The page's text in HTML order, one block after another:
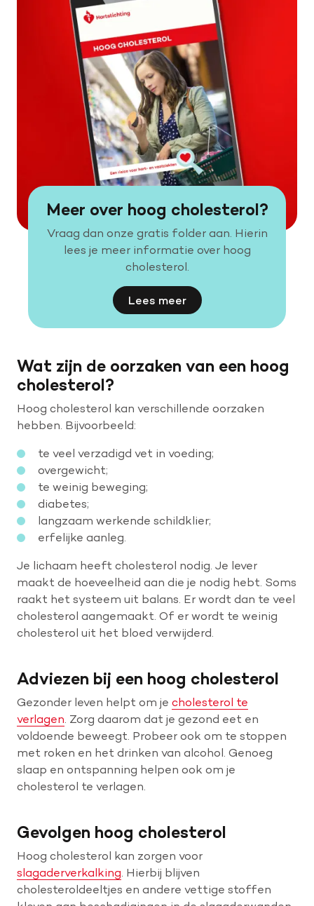
Meer over hoog cholesterol?
Vraag dan onze gratis folder aan. Hierin
lees je meer informatie over hoog
cholesterol.
Lees meer
Wat zijn de oorzaken van een hoog
cholesterol?
Hoog cholesterol kan verschillende oorzaken
hebben. Bijvoorbeeld:
te veel verzadigd vet in voeding;
overgewicht;
te weinig beweging;
diabetes;
langzaam werkende schildklier;
erfelijke aanleg.
Je lichaam heeft cholesterol nodig. Je lever
maakt de hoeveelheid aan die je nodig hebt. Soms
raakt het systeem uit balans. Er wordt dan te veel
cholesterol aangemaakt. Of er wordt te weinig
cholesterol uit het bloed verwijderd.
Adviezen bij een hoog cholesterol
Gezonder leven helpt om je cholesterol te
verlagen. Zorg daarom dat je gezond eet en
voldoende beweegt. Probeer ook om te stoppen
met roken en het drinken van alcohol. Genoeg
slaap en ontspanning helpen ook om je
cholesterol te verlagen.
Gevolgen hoog cholesterol
Hoog cholesterol kan zorgen voor
slagaderverkalking. Hierbij blijven
cholesteroldeeltjes en andere vettige stoffen